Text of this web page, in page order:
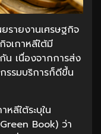
รายงานเศรษฐกิจ
จเกาหลีใต้มี
เนื่องจากการส่ง
รรมบริการก็ดีขึ้น
หลีใต้ระบุใน
Book) ว่า